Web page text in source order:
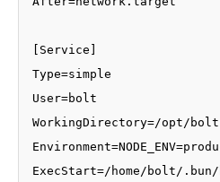
[Service]
Type=simple
User=bolt
WorkingDirectory=/opt/bolt
ExecStart=/home/bolt/